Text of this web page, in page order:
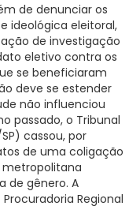
de denunciar os
ideológica eleitoral,
de investigação
eletivo contra os
se beneficiaram
deve se estender
não influenciou
passado, o Tribunal
cassou, por
de uma coligação
metropolitana
de gênero. A
Regional